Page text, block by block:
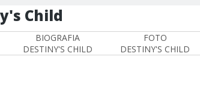
Child
BIOGRAFIA
DESTINY'S CHILD
FOTO
DESTINY'S CHILD